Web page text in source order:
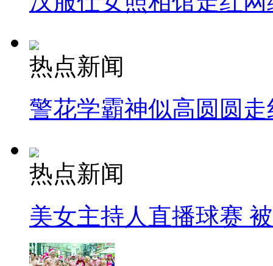
热点新闻
警花学霸神似高圆圆走
热点新闻
美女主持人直播球赛